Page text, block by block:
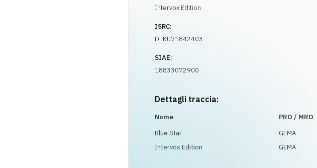
Intervox Edition
ISRC:
DEKU71842403
SIAE:
18833072900
Dettagli traccia:
Nome PRO / MRO
Blue Star
GEMA
Intervox Edition
GEMA